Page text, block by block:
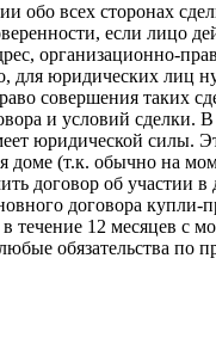
обо всех сторонах
если лицо
организационно-
для юридических лиц
совершения таких
и условий сделки.
юридической силы.
доме (т.к. обычно на
договор об участии в
договора
течение 12 месяцев с
обязательства по